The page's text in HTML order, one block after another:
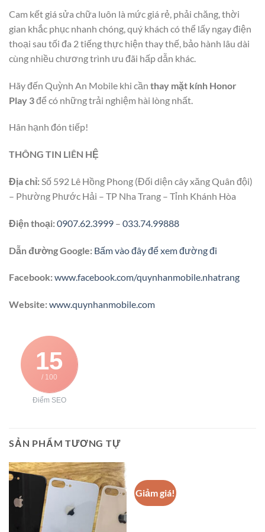
Cam kết giá sửa chữa luôn là mức giá rẻ, phải chăng, thời
gian khắc phục nhanh chóng, quý khách có thể lấy ngay điện
thoại sau tối đa 2 tiếng thực hiện thay thế, bảo hành lâu dài
cùng nhiều chương trình ưu đãi hấp dẫn khác.
Hãy đến Quỳnh An Mobile khi cần thay mặt kính Honor
Play 3để có những trải nghiệm hài lòng nhất.
Hân hạnh đón tiếp!
THÔNG TIN LIÊN HỆ
Địa chỉ:Số 592 Lê Hồng Phong (Đối diện cây xăng Quân đội)
– Phường Phước Hải – TP Nha Trang – Tỉnh Khánh Hòa
Điện thoại:0907.62.3999 – 033.74.99888
Dẫn đường Google: Bấm vào đây để xem đường đi
Facebook:www.facebook.com/quynhanmobile.nhatrang
Website:www.quynhanmobile.com
15
/ 100
Điểm SEO
SẢN PHẨM TƯƠNG TỰ
Giảm giá!